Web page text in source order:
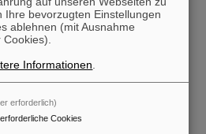
FAIR.
Erfahren Sie
Ihre bevorzugten Einstellungen
ablehnen (mit Ausnahme
Informationen
erforderlich)
Cookies